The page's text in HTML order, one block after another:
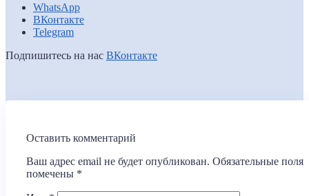
WhatsApp
ВКонтакте
Telegram
Подпишитесь на нас ВКонтакте
Оставить комментарий
Ваш адрес email не будет опубликован. Обязательные поля
помечены *